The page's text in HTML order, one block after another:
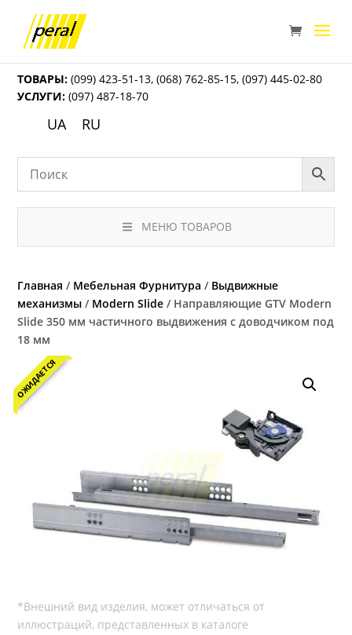
ТОВАРЫ: (099) 423-51-13,(068) 762-85-15,(097) 445-02-80
УСЛУГИ: (097) 487-18-70
UA RU
МЕНЮ ТОВАРОВ
Главная / Мебельная Фурнитура / Выдвижные
механизмы / Modern Slide / Направляющие GTV Modern
Slide 350 мм частичного выдвижения с доводчиком под
18 мм
ОЖИДАЕТСЯ